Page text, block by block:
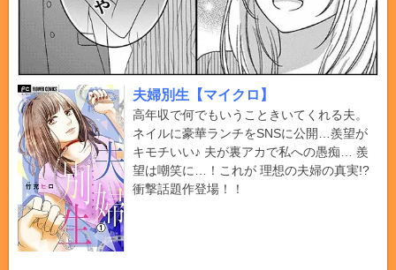
夫婦別生【マイクロ】
高年収で何でもいうこときいてくれる夫。
ネイルに豪華ランチをSNSに公開…羨望が
キモチいい♪ 夫が裏アカで私への愚痴… 羨
望は嘲笑に…！これが 理想の夫婦の真実!?
衝撃話題作登場！！